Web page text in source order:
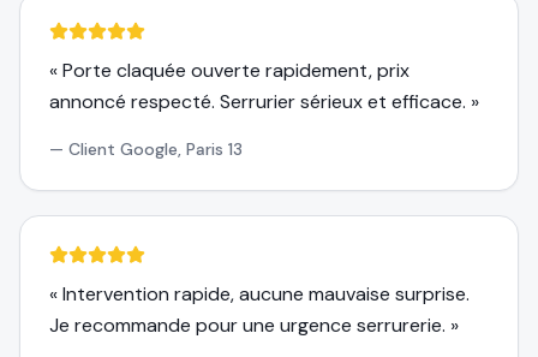
«Porte claquée ouverte rapidement, prix
annoncé respecté. Serrurier sérieux et efficace. »
— Client Google, Paris 13
«Intervention rapide, aucune mauvaise surprise.
Je recommande pour une urgence serrurerie. »